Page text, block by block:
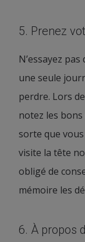
5. Prenez
N’essayez
une seule
perdre. Lors
notez les
sorte que
visite la tête
obligé de
mémoire les
6. À propos